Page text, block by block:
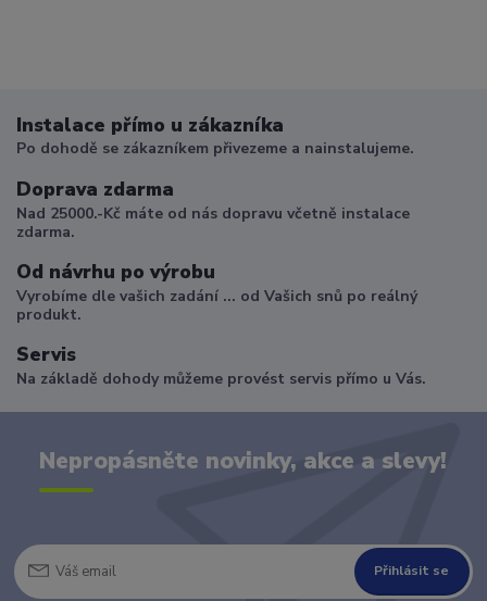
Instalace přímo u zákazníka
Po dohodě se zákazníkem přivezeme a nainstalujeme.
Doprava zdarma
Nad 25000.-Kč máte od nás dopravu včetně instalace
zdarma.
Od návrhu po výrobu
Vyrobíme dle vašich zadání ... od Vašich snů po reálný
produkt.
Servis
Na základě dohody můžeme provést servis přímo u Vás.
Nepropásněte novinky, akce a slevy!
Přihlásit se